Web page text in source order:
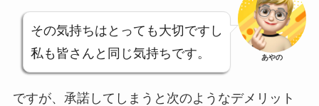
その気持ちはとっても大切ですし
私も皆さんと同じ気持ちです。
あやの
ですが、承諾してしまうと次のようなデメリット